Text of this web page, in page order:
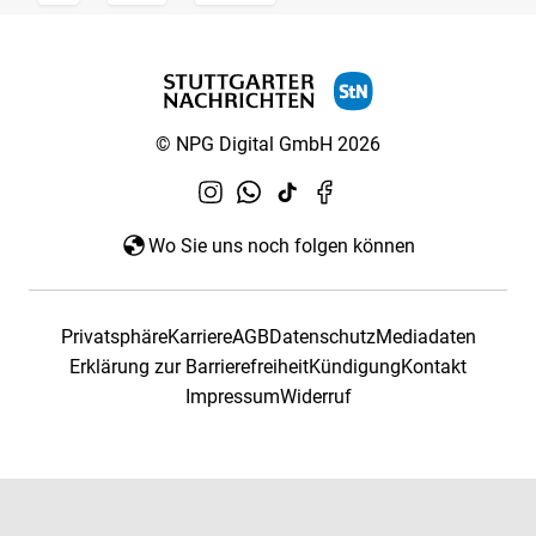
© NPG Digital GmbH 2026
Wo Sie uns noch folgen können
PrivatsphäreKarriereAGBDatenschutzMediadaten
Erklärung zur BarrierefreiheitKündigungKontakt
ImpressumWiderruf